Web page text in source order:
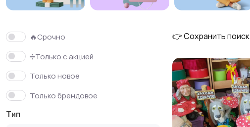
🔥Срочно
➗Только с акцией
Только новое
Только брендовое
Тип
👉 Сохранить поиск